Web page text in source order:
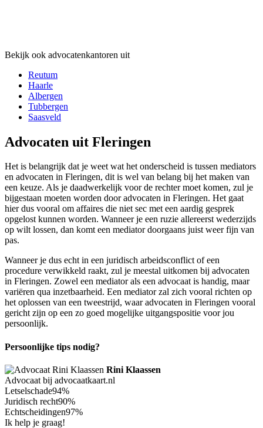
Bekijk ook advocatenkantoren uit
Reutum
Haarle
Albergen
Tubbergen
Saasveld
Advocaten uit Fleringen
Het is belangrijk dat je weet wat het onderscheid is tussen mediators
en advocaten in Fleringen, dit is wel van belang bij het maken van
een keuze. Als je daadwerkelijk voor de rechter moet komen, zul je
bijgestaan moeten worden door advocaten in Fleringen. Het gaat
hier dus vooral om affaires die niet sec met een aardig gesprek
opgelost kunnen worden. Wanneer je een ruzie allereerst wederzijds
op wilt lossen, dan komt een mediator doorgaans juist weer fijn van
pas.
Wanneer je dus echt in een juridisch arbeidsconflict of een
procedure verwikkeld raakt, zul je meestal uitkomen bij advocaten
in Fleringen. Zowel een mediator als een advocaat is handig, maar
variëren qua inzetbaarheid. Een mediator zal zich vooral richten op
het oplossen van een tweestrijd, waar advocaten in Fleringen vooral
gericht zijn op een zo goed mogelijke uitgangspositie voor jou
persoonlijk.
Persoonlijke tips nodig?
Rini Klaassen
Advocaat bij advocaatkaart.nl
Letselschade94%
Juridisch recht90%
Echtscheidingen97%
Ik help je graag!